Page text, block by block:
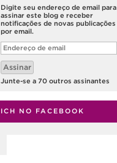
Digite seu endereço de email para
assinar este blog e receber
notificações de novas publicações
por email.
Endereço
de
email
Assinar
Junte-se a 70 outros assinantes
ICH NO FACEBOOK